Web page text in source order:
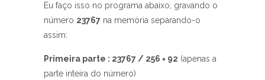
Eu faço isso no programa abaixo, gravando o
número 23767 na memória separando-o
assim:
Primeira parte : 23767 / 256 = 92 (apenas a
parte inteira do número)